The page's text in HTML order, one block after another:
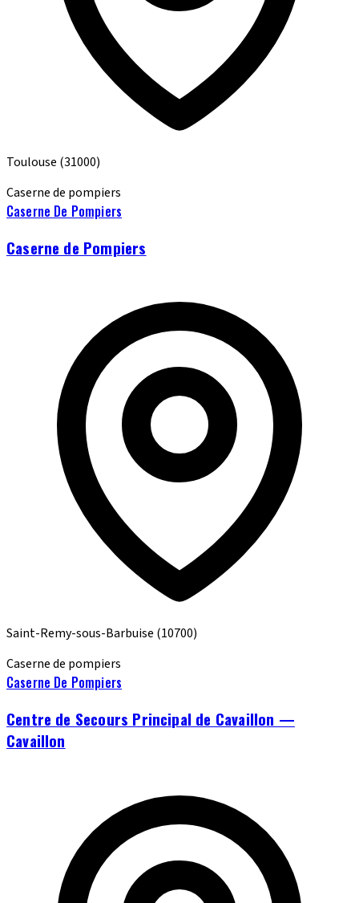
Toulouse (31000)
Caserne de pompiers
Caserne De Pompiers
Caserne de Pompiers
Saint-Remy-sous-Barbuise (10700)
Caserne de pompiers
Caserne De Pompiers
Centre de Secours Principal de Cavaillon —
Cavaillon